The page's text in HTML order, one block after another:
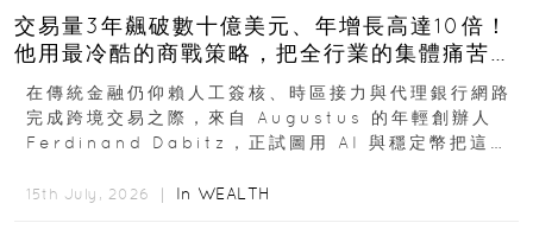
交易量3年飆破數十億美元、年增長高達10倍！
他用最冷酷的商戰策略，把全行業的集體痛苦榨
成百億金庫
在傳統金融仍仰賴人工簽核、時區接力與代理銀行網路
完成跨境交易之際，來自 Augustus 的年輕創辦人
Ferdinand Dabitz，正試圖用 AI 與穩定幣把這套
15th July, 2026 ｜ In WEALTH